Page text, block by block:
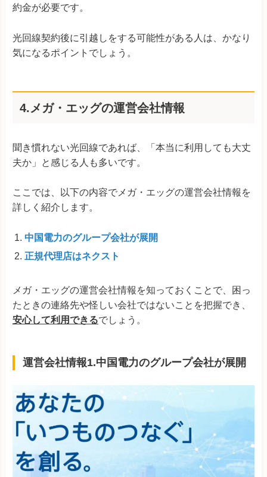
約金が必要です。
光回線契約後に引越しをする可能性がある人は、かなり
気になるポイントでしょう。
4.メガ・エッグの運営会社情報
聞き慣れない光回線であれば、「本当に利用しても大丈
夫か」と感じる人も多いです。
ここでは、以下の内容でメガ・エッグの運営会社情報を
詳しく紹介します。
中国電力のグループ会社が展開
正規代理店はネクスト
メガ・エッグの運営会社情報を知っておくことで、困っ
たときの連絡先や怪しい会社ではないことを把握でき、
安心して利用できるでしょう。
運営会社情報1.中国電力のグループ会社が展開